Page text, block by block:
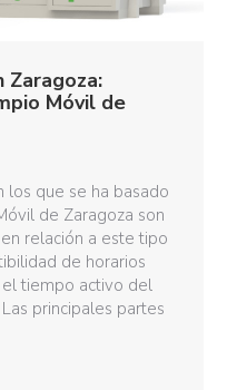
Zaragoza:
Móvil de
los que se ha basado
de Zaragoza son
relación a este tipo
de horarios
tiempo activo del
principales partes